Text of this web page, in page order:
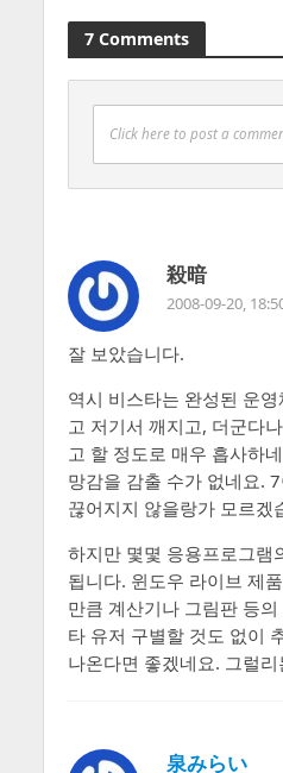
7 Comments
Click here to post a
殺暗
2008-09-20,
잘 보았습니다.
역시 비스타는 완성된 운
고 저기서 깨지고, 더군다
고 할 정도로 매우 흡사하
망감을 감출 수가 없네요.
끊어지지 않을랑가 모르겠
하지만 몇몇 응용프로그램
됩니다. 윈도우 라이브 제
만큼 계산기나 그림판 등
타 유저 구별할 것도 없이
나온다면 좋겠네요. 그럴
泉みらい